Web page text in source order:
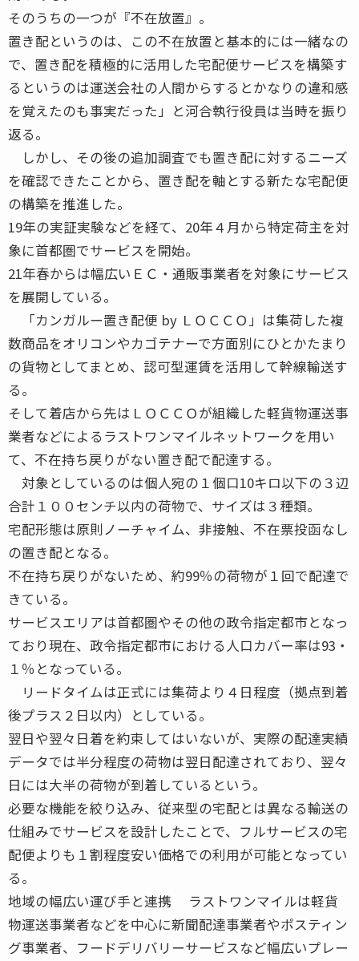
そのうちの一つが『不在放置』。
置き配というのは、この不在放置と基本的には一緒なの
で、置き配を積極的に活用した宅配便サービスを構築す
るというのは運送会社の人間からするとかなりの違和感
を覚えたのも事実だった」と河合執行役員は当時を振り
返る。
しかし、その後の追加調査でも置き配に対するニーズ
を確認できたことから、置き配を軸とする新たな宅配便
の構築を推進した。
19年の実証実験などを経て、20年４月から特定荷主を対
象に首都圏でサービスを開始。
21年春からは幅広いＥＣ・通販事業者を対象にサービス
を展開している。
「カンガルー置き配便 by ＬＯＣＣＯ」は集荷した複
数商品をオリコンやカゴテナーで方面別にひとかたまり
の貨物としてまとめ、認可型運賃を活用して幹線輸送す
る。
そして着店から先はＬＯＣＣＯが組織した軽貨物運送事
業者などによるラストワンマイルネットワークを用い
て、不在持ち戻りがない置き配で配達する。
対象としているのは個人宛の１個口10キロ以下の３辺
合計１００センチ以内の荷物で、サイズは３種類。
宅配形態は原則ノーチャイム、非接触、不在票投函なし
の置き配となる。
不在持ち戻りがないため、約99％の荷物が１回で配達で
きている。
サービスエリアは首都圏やその他の政令指定都市となっ
ており現在、政令指定都市における人口カバー率は93・
１％となっている。
リードタイムは正式には集荷より４日程度（拠点到着
後プラス２日以内）としている。
翌日や翌々日着を約束してはいないが、実際の配達実績
データでは半分程度の荷物は翌日配達されており、翌々
日には大半の荷物が到着しているという。
必要な機能を絞り込み、従来型の宅配とは異なる輸送の
仕組みでサービスを設計したことで、フルサービスの宅
配便よりも１割程度安い価格での利用が可能となってい
る。
地域の幅広い運び手と連携 ラストワンマイルは軽貨
物運送事業者などを中心に新聞配達事業者やポスティン
グ事業者、フードデリバリーサービスなど幅広いプレー